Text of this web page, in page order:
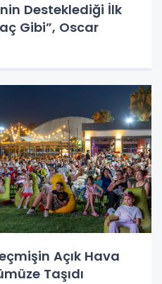
Desteklediği İlk
Gibi”, Oscar
Açık Hava
Taşıdı